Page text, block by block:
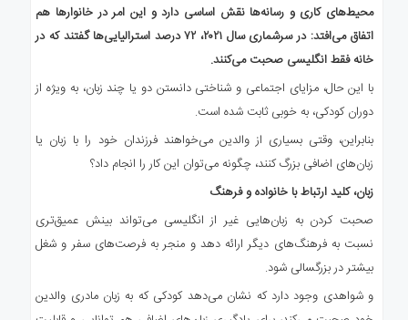
محیط‌های کاری و رسانه‌ها نقش اساسی دارد و این امر در خانوارها هم
اتفاق می‌افتد: در سرشماری سال ۲۰۲۱، ۷۲ درصد استرالیایی‌ها گفتند که در
خانه فقط انگلیسی صحبت می‌کنند.
با این حال، مزایای اجتماعی و شناختی دانستن دو یا چند زبان، به ویژه از
دوران کودکی، به خوبی ثابت شده است.
بنابراین، وقتی بسیاری از والدین می‌خواهند فرزندان خود را با زبان یا
زبان‌های اضافی بزرگ کنند، چگونه می‌توان این کار را انجام داد؟
زبان، کلید ارتباط با خانواده و فرهنگ
صحبت کردن به زبان‌هایی غیر از انگلیسی می‌تواند بینش عمیق‌تری
نسبت به فرهنگ‌های دیگر ارائه دهد و منجر به فرصت‌های سفر و شغل
بیشتر در بزرگسالی شود.
و شواهدی وجود دارد که نشان می‌دهد کودکی که به زبان مادری والدین